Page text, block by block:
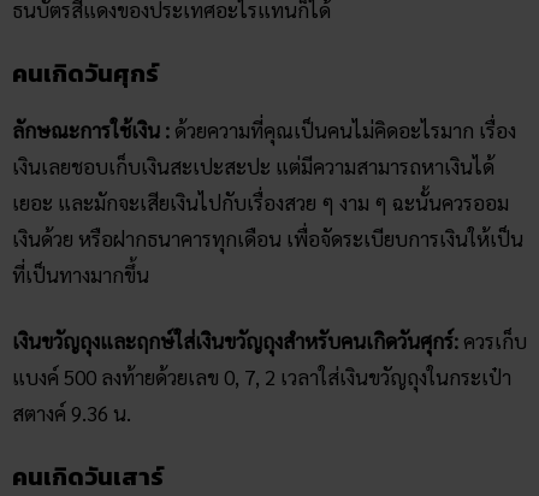
ธนบัตรสีแดงของประเทศอะไรแทนก็ได้
คนเกิดวันศุกร์
ลักษณะการใช้เงิน : ด้วยความที่คุณเป็นคนไม่คิดอะไรมาก เรื่อง
เงินเลยชอบเก็บเงินสะเปะสะปะ แต่มีความสามารถหาเงินได้
เยอะ และมักจะเสียเงินไปกับเรื่องสวย ๆ งาม ๆ ฉะนั้นควรออม
เงินด้วย หรือฝากธนาคารทุกเดือน เพื่อจัดระเบียบการเงินให้เป็น
ที่เป็นทางมากขึ้น
เงินขวัญ​ถุงและฤกษ์ใส่เงินขวัญถุงสำหรับคนเกิดวันศุกร์: ควรเก็บ
แบงค์ 500 ลงท้ายด้วยเลข 0, 7, 2 เวลาใส่เงินขวัญถุงในกระเป๋า
สตางค์ 9.36 น.
คนเกิดวันเสาร์